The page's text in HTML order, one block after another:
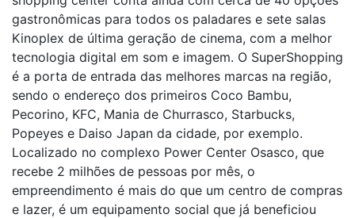
gastronômicas para todos os paladares e sete salas
Kinoplex de última geração de cinema, com a melhor
tecnologia digital em som e imagem. O SuperShopping
é a porta de entrada das melhores marcas na região,
sendo o endereço dos primeiros Coco Bambu,
Pecorino, KFC, Mania de Churrasco, Starbucks,
Popeyes e Daiso Japan da cidade, por exemplo.
Localizado no complexo Power Center Osasco, que
recebe 2 milhões de pessoas por mês, o
empreendimento é mais do que um centro de compras
e lazer, é um equipamento social que já beneficiou